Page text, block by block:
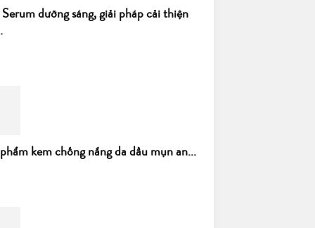
dưỡng sáng, giải pháp cải thiện
kem chống nắng da dầu mụn an...